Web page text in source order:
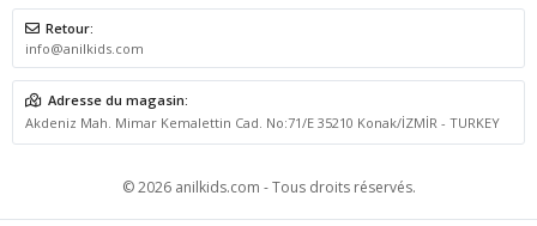
Retour:
info@anilkids.com
Adresse du magasin:
Akdeniz Mah. Mimar Kemalettin Cad. No:71/E 35210 Konak/İZMİR - TURKEY
© 2026 anilkids.com - Tous droits réservés.